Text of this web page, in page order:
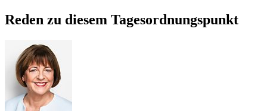
Reden zu diesem Tagesordnungspunkt